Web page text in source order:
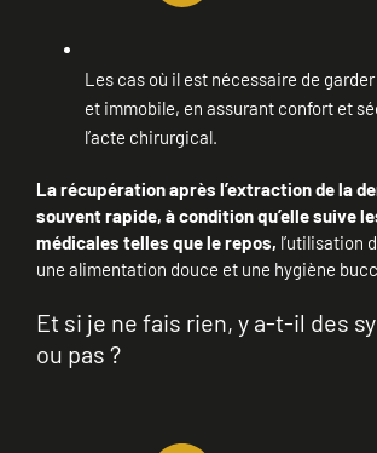
Les cas où il est nécessaire de
et immobile, en assurant confort et
l’acte chirurgical.
La récupération après l’extraction de la
souvent rapide, à condition qu’elle suive
médicales telles que le repos, l’utilisation
une alimentation douce et une hygiène
Et si je ne fais rien, y a-t-il des
ou pas ?